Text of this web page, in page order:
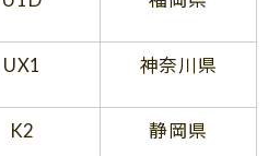
UX1 神奈川県
K2 静岡県